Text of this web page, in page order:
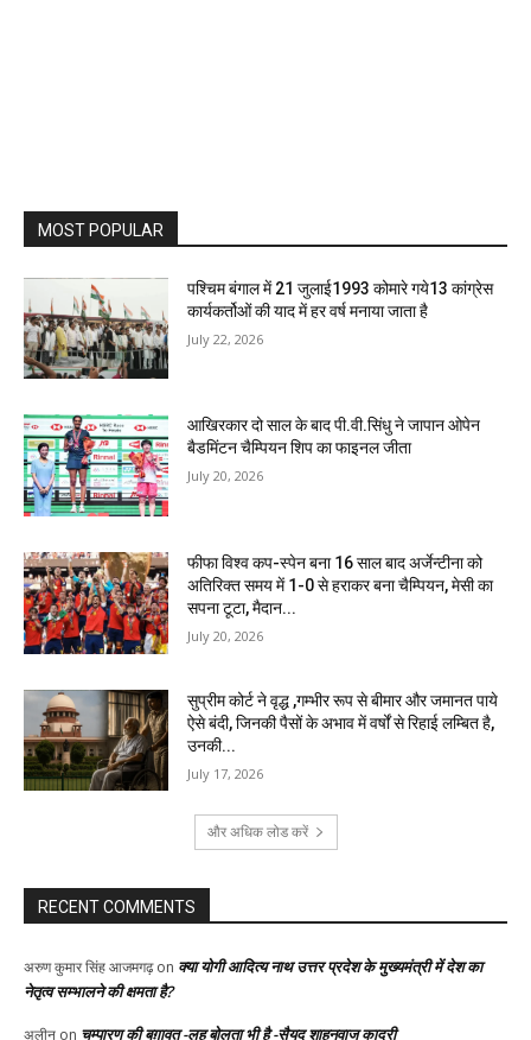
MOST POPULAR
पश्चिम बंगाल में 21 जुलाई1993 कोमारे गये13 कांग्रेस
कार्यकर्तोओं की याद में हर वर्ष मनाया जाता है
July 22, 2026
आखिरकार दो साल के बाद पी.वी.सिंधु ने जापान ओपेन
बैडमिंटन चैम्पियन शिप का फाइनल जीता
July 20, 2026
फीफा विश्व कप-स्पेन बना 16 साल बाद अर्जेन्टीना को
अतिरिक्त समय में 1-0 से हराकर बना चैम्पियन, मेसी का
सपना टूटा, मैदान...
July 20, 2026
सुप्रीम कोर्ट ने वृद्ध ,गम्भीर रूप से बीमार और जमानत पाये
ऐसे बंदी, जिनकी पैसों के अभाव में वर्षों से रिहाई लम्बित है,
उनकी...
July 17, 2026
और अधिक लोड करें
RECENT COMMENTS
अरुण कुमार सिंह आजमगढ़on क्या योगी आदित्य नाथ उत्तर प्रदेश के मुख्यमंत्री में देश का
नेतृत्व सम्भालने की क्षमता है?
अलीन on चम्पारण की बग़ावत -लहू बोलता भी है -सैयद शाहनवाज कादरी